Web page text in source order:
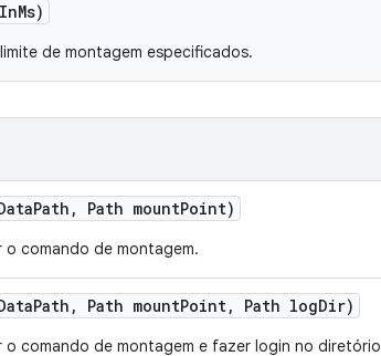
InMs)
de montagem especificados.
Path , Path mountPoint)
comando de montagem.
Path , Path mountPoint, Path logDir)
o comando de montagem e fazer login no diretório